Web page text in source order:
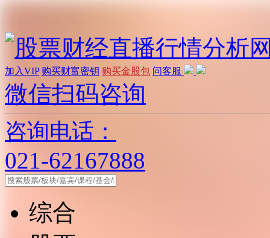
加入VIP 购买财富密钥 购买金股包 问客服
微信扫码咨询
咨询电话：
021-62167888
综合